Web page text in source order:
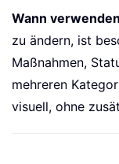
Wann
zu ändern, ist
Maßnahmen,
mehreren
visuell, ohne